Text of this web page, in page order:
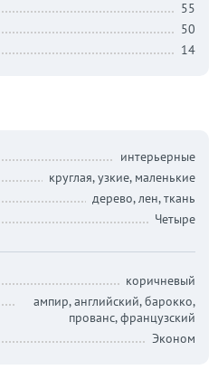
55
50
14
интерьерные
круглая, узкие, маленькие
дерево, лен, ткань
Четыре
коричневый
ампир, английский, барокко,
прованс, французский
Эконом